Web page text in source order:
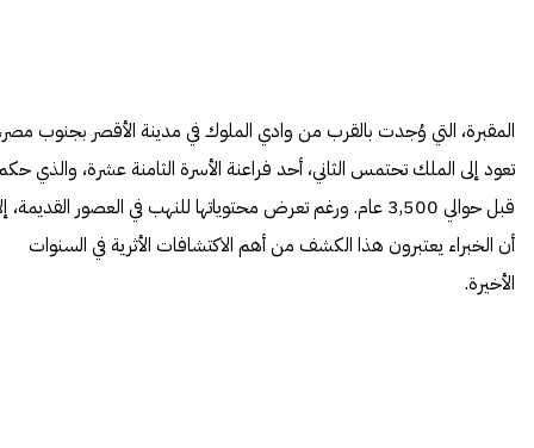
المقبرة، التي وُجدت بالقرب من وادي الملوك في مدينة الأقصر بجنوب
تعود إلى الملك تحتمس الثاني، أحد فراعنة الأسرة الثامنة عشرة، والذي
قبل حوالي 3,500 عام. ورغم تعرض محتوياتها للنهب في العصور القديمة،
أن الخبراء يعتبرون هذا الكشف من أهم الاكتشافات الأثرية في السنوات
الأخيرة.